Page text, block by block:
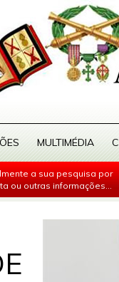
MULTIMÉDIA
a sua pesquisa por
ou outras informações...